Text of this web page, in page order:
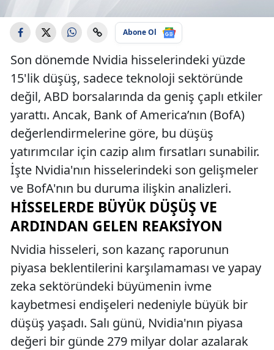
Abone Ol
Son dönemde Nvidia hisselerindeki yüzde
15'lik düşüş, sadece teknoloji sektöründe
değil, ABD borsalarında da geniş çaplı etkiler
yarattı. Ancak, Bank of America’nın (BofA)
değerlendirmelerine göre, bu düşüş
yatırımcılar için cazip alım fırsatları sunabilir.
İşte Nvidia'nın hisselerindeki son gelişmeler
ve BofA'nın bu duruma ilişkin analizleri.
HISSELERDE BÜYÜK DÜŞÜŞ VE
ARDINDAN GELEN REAKSIYON
Nvidia hisseleri, son kazanç raporunun
piyasa beklentilerini karşılamaması ve yapay
zeka sektöründeki büyümenin ivme
kaybetmesi endişeleri nedeniyle büyük bir
düşüş yaşadı. Salı günü, Nvidia'nın piyasa
değeri bir günde 279 milyar dolar azalarak